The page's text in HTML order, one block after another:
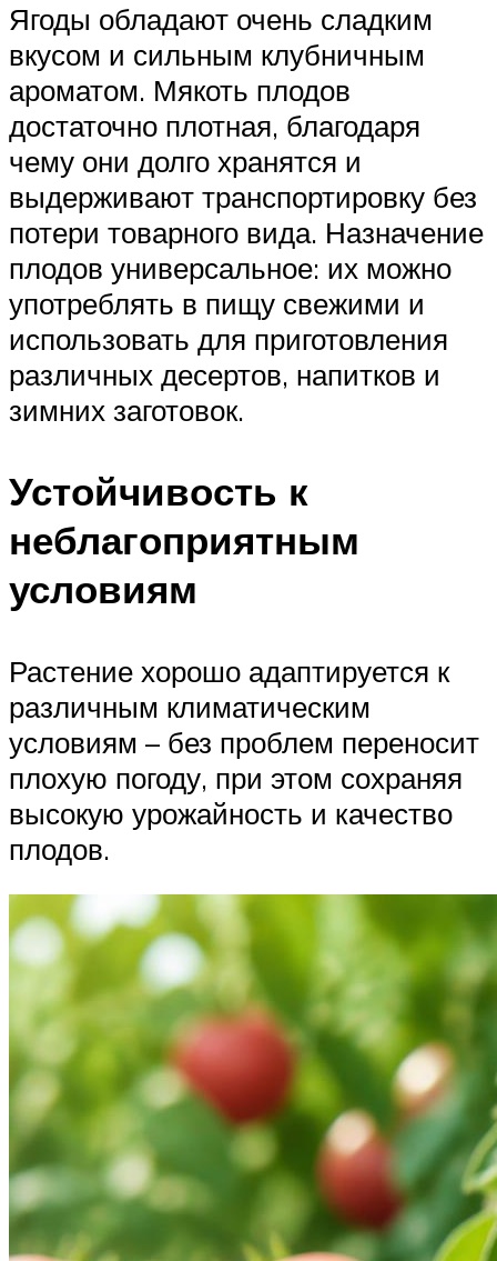
Ягоды обладают очень сладким
вкусом и сильным клубничным
ароматом. Мякоть плодов
достаточно плотная, благодаря
чему они долго хранятся и
выдерживают транспортировку без
потери товарного вида. Назначение
плодов универсальное: их можно
употреблять в пищу свежими и
использовать для приготовления
различных десертов, напитков и
зимних заготовок.
Устойчивость к
неблагоприятным
условиям
Растение хорошо адаптируется к
различным климатическим
условиям – без проблем переносит
плохую погоду, при этом сохраняя
высокую урожайность и качество
плодов.